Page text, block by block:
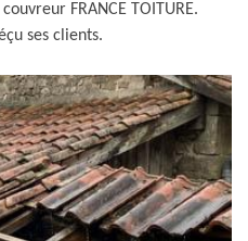
FRANCE TOITURE.
ses clients.